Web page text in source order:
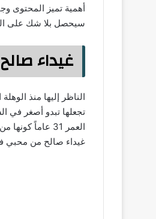
أهمية تميز المحتوى
سيحصل بلا شك على
غيداء
الناظر إليها منذ
تجعلها تبدو أصغر في
غيداء صالح من محبي